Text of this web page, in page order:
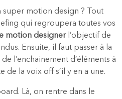
motion design ? Tout
qui regroupera toutes vos
motion designerl’objectif de
Ensuite, il faut passer à la
l’enchainement d’éléments à
de la voix off s’il y en a une.
Là, on rentre dans le